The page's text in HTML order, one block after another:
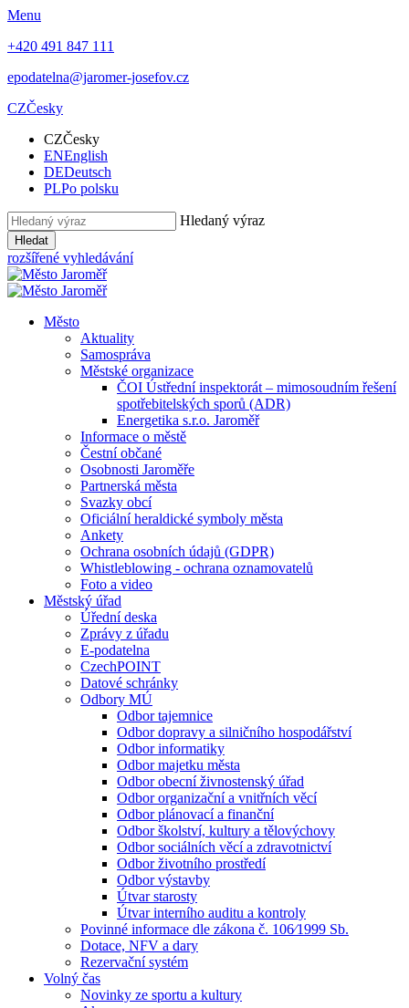
Menu
+420 491 847 111
epodatelna@jaromer-josefov.cz
CZČesky
CZČesky
ENEnglish
DEDeutsch
PLPo polsku
Hledaný výraz
Hledat
rozšířené vyhledávání
Město
Aktuality
Samospráva
Městské organizace
ČOI Ústřední inspektorát – mimosoudním řešení
spotřebitelských sporů (ADR)
Energetika s.r.o. Jaroměř
Informace o městě
Čestní občané
Osobnosti Jaroměře
Partnerská města
Svazky obcí
Oficiální heraldické symboly města
Ankety
Ochrana osobních údajů (GDPR)
Whistleblowing - ochrana oznamovatelů
Foto a video
Městský úřad
Úřední deska
Zprávy z úřadu
E-podatelna
CzechPOINT
Datové schránky
Odbory MÚ
Odbor tajemnice
Odbor dopravy a silničního hospodářství
Odbor informatiky
Odbor majetku města
Odbor obecní živnostenský úřad
Odbor organizační a vnitřních věcí
Odbor plánovací a finanční
Odbor školství, kultury a tělovýchovy
Odbor sociálních věcí a zdravotnictví
Odbor životního prostředí
Odbor výstavby
Útvar starosty
Útvar interního auditu a kontroly
Povinné informace dle zákona č. 106⁄1999 Sb.
Dotace, NFV a dary
Rezervační systém
Volný čas
Novinky ze sportu a kultury